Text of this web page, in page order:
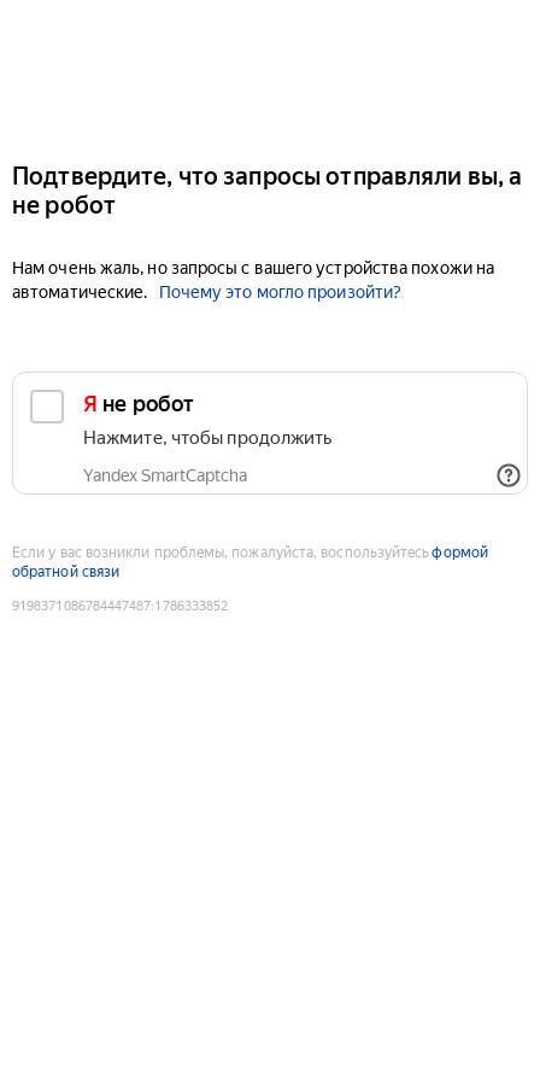
Подтвердите, что запросы отправляли вы, а
не робот
Нам очень жаль, но запросы с вашего устройства похожи на
автоматические.
Почему это могло произойти?
Я не робот
Нажмите, чтобы продолжить
Yandex SmartCaptcha
Если у вас возникли проблемы, пожалуйста, воспользуйтесьформой
обратной связи
9198371086784447487:1786333852